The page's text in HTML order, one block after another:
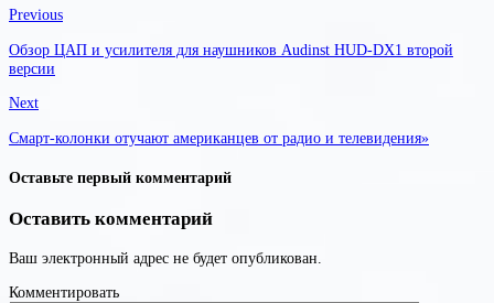
Previous
Обзор ЦАП и усилителя для наушников Audinst HUD-DX1 второй
версии
Next
Смарт-колонки отучают американцев от радио и телевидения»
Оставьте первый комментарий
Оставить комментарий
Ваш электронный адрес не будет опубликован.
Комментировать